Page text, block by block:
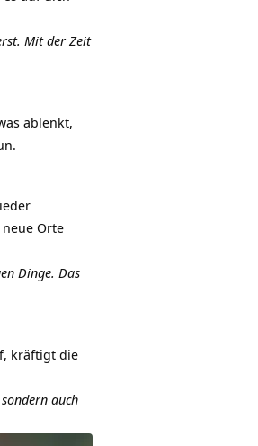
Mit der Zeit
ablenkt,
Orte
Dinge. Das
kräftigt die
auch